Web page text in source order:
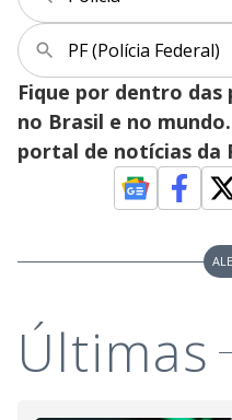
i
PF (Polícia Federal)
Fique por dentro das
no Brasil e no mundo.
portal de notícias da
Últimas